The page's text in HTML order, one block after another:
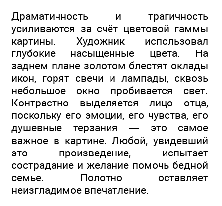
Драматичность и трагичность
усиливаются за счёт цветовой гаммы
картины. Художник использовал
глубокие насыщенные цвета. На
заднем плане золотом блестят оклады
икон, горят свечи и лампады, сквозь
небольшое окно пробивается свет.
Контрастно выделяется лицо отца,
поскольку его эмоции, его чувства, его
душевные терзания — это самое
важное в картине. Любой, увидевший
это произведение, испытает
сострадание и желание помочь бедной
семье. Полотно оставляет
неизгладимое впечатление.